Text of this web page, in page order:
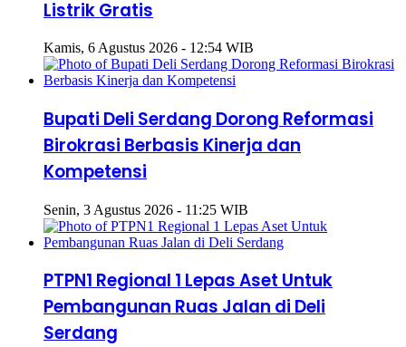
Listrik Gratis
Kamis, 6 Agustus 2026 - 12:54 WIB
Bupati Deli Serdang Dorong Reformasi
Birokrasi Berbasis Kinerja dan
Kompetensi
Senin, 3 Agustus 2026 - 11:25 WIB
PTPN1 Regional 1 Lepas Aset Untuk
Pembangunan Ruas Jalan di Deli
Serdang